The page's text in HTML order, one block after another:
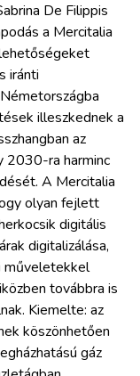
De Filippis
a Mercitalia
iránti
illeszkednek a
az
2030-ra harminc
A Mercitalia
olyan fejlett
digitális
digitalizálása,
műveletekkel
továbbra is
Kiemelte: az
köszönhetően
gáz